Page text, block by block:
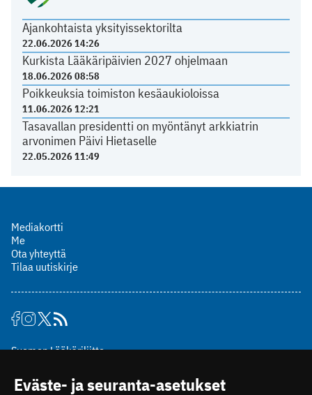
Ajankohtaista yksityissektorilta
22.06.2026 14:26
Kurkista Lääkäripäivien 2027 ohjelmaan
18.06.2026 08:58
Poikkeuksia toimiston kesäaukioloissa
11.06.2026 12:21
Tasavallan presidentti on myöntänyt arkkiatrin
arvonimen Päivi Hietaselle
22.05.2026 11:49
Mediakortti
Me
Ota yhteyttä
Tilaa uutiskirje
Suomen Lääkäriliitto
00510 Helsinki
Eväste- ja seuranta-asetukset